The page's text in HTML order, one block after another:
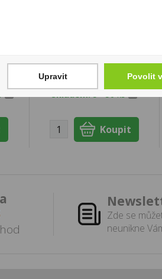
489 Kč
Zde se
neunikne
Upravit Povolit